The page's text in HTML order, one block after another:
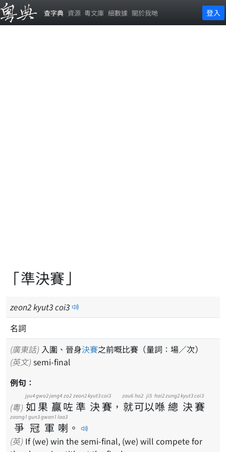
查字典 資源 粵文庫 細數據 關於我哋 登入
「準決賽」
zeon2kyut3coi3
名詞
(廣東話) 入圍、晉身決賽之前嘅比賽（量詞：場／次）
(英文) semi-final
例句：
(粵) 如
jyu4
果
gwo2
贏
jeng4
咗
zo2
準
zeon2
決
kyut3
賽
coi3
， 就
zau6
可
ho2
以
ji5
喺
hai2
總
zung2
決
kyut3
賽
coi3
爭
zaang1
冠
gun3
軍
gwan1
喇
laa3
。
(英) If (we) win the semi-final, (we) will compete for